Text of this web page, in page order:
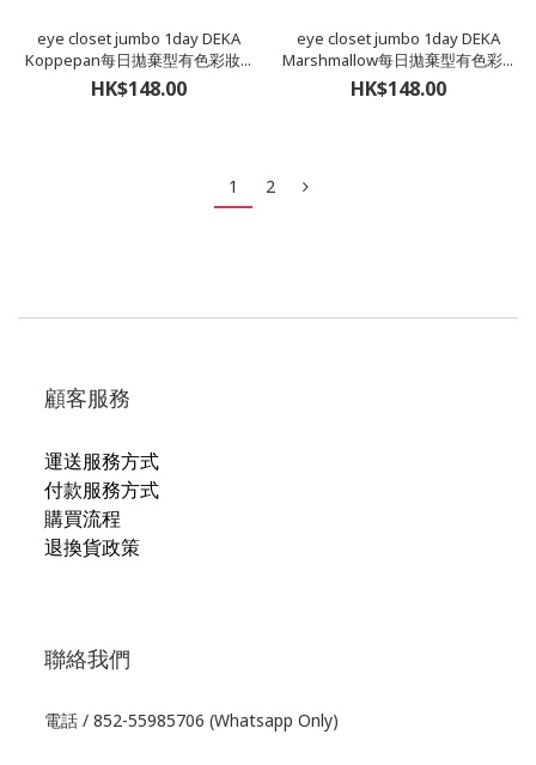
eye closet jumbo 1day DEKA
Koppepan每日拋棄型有色彩妝...
HK$148.00
eye closet jumbo 1day DEKA
Marshmallow每日拋棄型有色彩...
HK$148.00
1 2
顧客服務
運送服務方式
付款服務方式
購買流程
退換貨政策
聯絡我們
電話 / 852-55985706 (Whatsapp Only)